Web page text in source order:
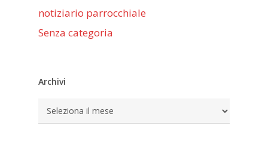
notiziario parrocchiale
Senza categoria
Archivi
Archivi